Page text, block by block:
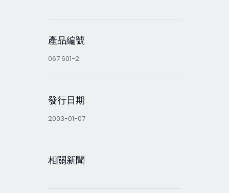
產品編號
067 601-2
發行日期
2003-01-07
相關新聞